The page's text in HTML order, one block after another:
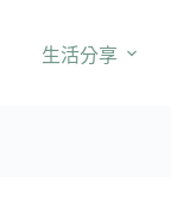
生活分享